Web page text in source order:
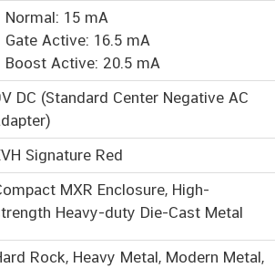
Normal: 15 mA
Gate Active: 16.5 mA
Boost Active: 20.5 mA
DC (Standard Center Negative AC
Signature Red
MXR Enclosure, High-
Heavy-duty Die-Cast Metal
Rock, Heavy Metal, Modern Metal,